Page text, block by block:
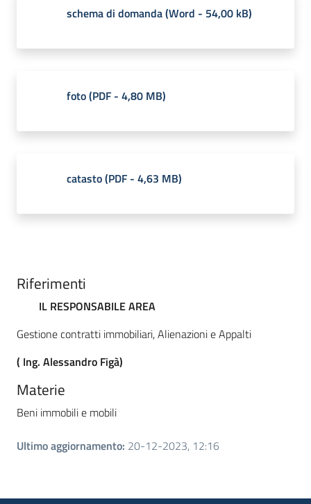
schema di domanda(Word - 54,00 kB)
foto(PDF - 4,80 MB)
catasto(PDF - 4,63 MB)
Riferimenti
IL RESPONSABILE AREA
Gestione contratti immobiliari, Alienazioni e Appalti
( Ing. Alessandro Figà)
Materie
Beni immobili e mobili
Ultimo aggiornamento: 20-12-2023, 12:16